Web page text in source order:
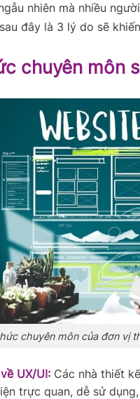
nhiên mà nhiều
đây là 3 lý do sẽ
chuyên môn
chuyên môn của đơn vị
UX/UI:Các nhà thiết
trực quan, dễ sử